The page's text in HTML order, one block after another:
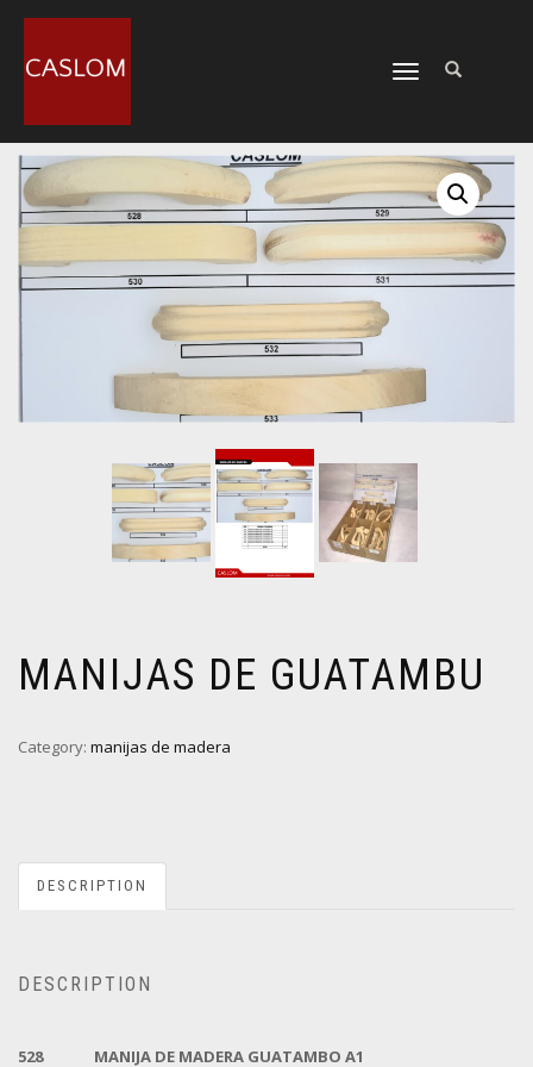
CAMBIAR
MANIJAS DE GUATAMBU
Category: manijas de madera
DESCRIPTION
DESCRIPTION
528 MANIJA DE MADERA GUATAMBO A1